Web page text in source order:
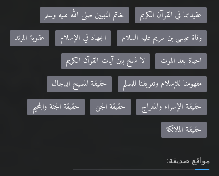
عقيدتنا في القرآن الكريم
خاتم النبيين صلى الله عليه وسلم
وفاة عيسى بن مريم عليه السلام
الجهاد في الإسلام
عقوبة المرتد
الحياة بعد الموت
لا نسخ بين آيات القرآن الكريم
مفهومنا للإسلام وتعريفنا للمسلم
حقيقة المسيح الدجال
حقيقة الإسراء والمعراج
حقيقة الجن
حقيقة الجنة والجحيم
حقيقة الملائكة
مواقع صديقة: